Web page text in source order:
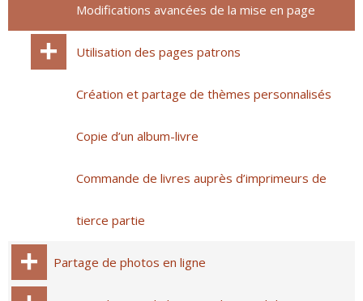
Modifications avancées de la mise en page
Utilisation des pages patrons
Création et partage de thèmes personnalisés
Copie d’un album-livre
Commande de livres auprès d’imprimeurs de
tierce partie
Partage de photos en ligne